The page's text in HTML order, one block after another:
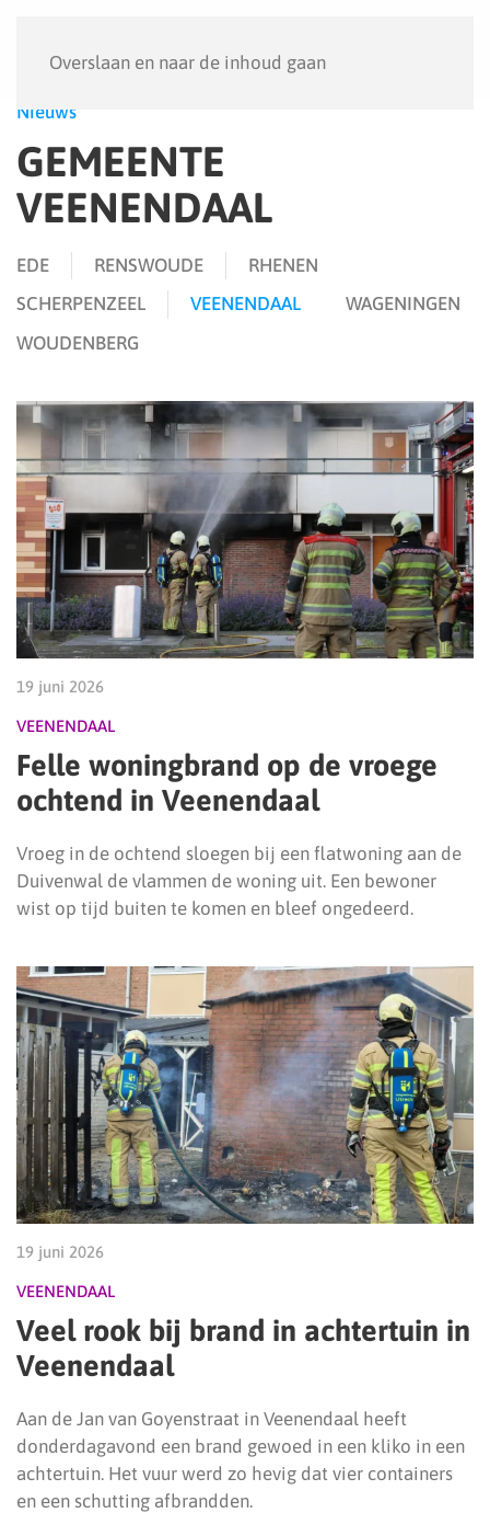
Overslaan en naar de inhoud gaan
Nieuws
GEMEENTE
VEENENDAAL
EDE RENSWOUDE
RHENEN
SCHERPENZEEL
VEENENDAAL
WAGENINGEN
WOUDENBERG
19 juni 2026
VEENENDAAL
Felle woningbrand op de vroege
ochtend in Veenendaal
Vroeg in de ochtend sloegen bij een flatwoning aan de
Duivenwal de vlammen de woning uit. Een bewoner
wist op tijd buiten te komen en bleef ongedeerd.
19 juni 2026
VEENENDAAL
Veel rook bij brand in achtertuin in
Veenendaal
Aan de Jan van Goyenstraat in Veenendaal heeft
donderdagavond een brand gewoed in een kliko in een
achtertuin. Het vuur werd zo hevig dat vier containers
en een schutting afbrandden.